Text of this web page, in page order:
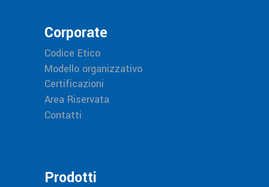
Corporate
Codice Etico
Modello organizzativo
Certificazioni
Area Riservata
Contatti
Prodotti